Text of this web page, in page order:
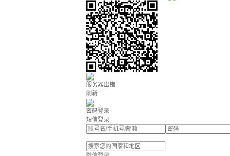
服务器出错
刷新
密码登录
短信登录